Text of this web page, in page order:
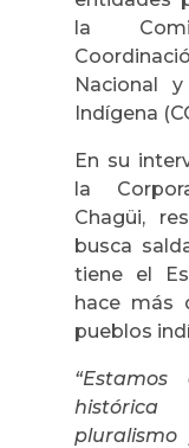
la
Nacional
Indígena
En su
la
Chagüi,
busca
tiene el
hace más
pueblos